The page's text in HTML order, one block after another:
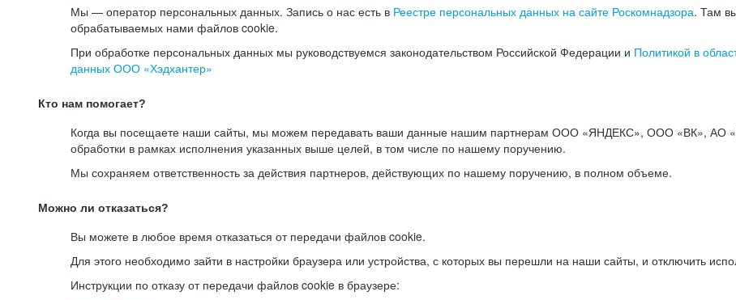
Мы — оператор персональных данных. Запись о нас есть в Реестре персональных данных на сайте Роскомнадзора. Там
обрабатываемых нами файлов cookie.
При обработке персональных данных мы руководствуемся законодательством Российской Федерации и Политикой в
данных ООО «Хэдхантер»
Кто нам помогает?
Когда вы посещаете наши сайты, мы можем передавать ваши данные нашим партнерам ООО «ЯНДЕКС», ООО «ВК», АО
обработки в рамках исполнения указанных выше целей, в том числе по нашему поручению.
Мы сохраняем ответственность за действия партнеров, действующих по нашему поручению, в полном объеме.
Можно ли отказаться?
Вы можете в любое время отказаться от передачи файлов cookie.
Для этого необходимо зайти в настройки браузера или устройства, с которых вы перешли на наши сайты, и отключить
Инструкции по отказу от передачи файлов cookie в браузере: